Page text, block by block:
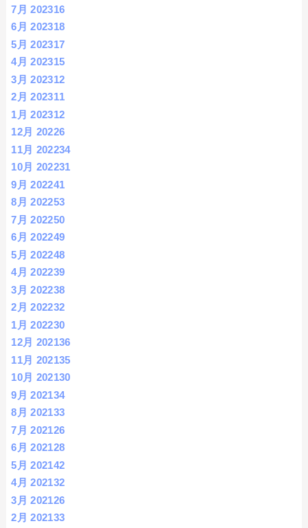
7月 202316
6月 202318
5月 202317
4月 202315
3月 202312
2月 202311
1月 202312
12月 20226
11月 202234
10月 202231
9月 202241
8月 202253
7月 202250
6月 202249
5月 202248
4月 202239
3月 202238
2月 202232
1月 202230
12月 202136
11月 202135
10月 202130
9月 202134
8月 202133
7月 202126
6月 202128
5月 202142
4月 202132
3月 202126
2月 202133